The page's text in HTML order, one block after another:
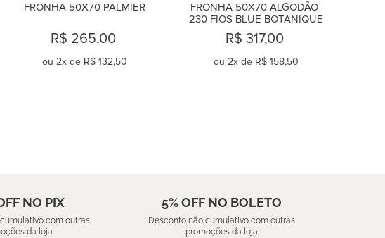
FRONHA 50X70 PALMIER
R$ 265,00
ou 2x de R$ 132,50
FRONHA 50X70 ALGODÃO
230 FIOS BLUE BOTANIQUE
R$ 317,00
ou 2x de R$ 158,50
NO PIX
com outras
da loja
5% OFF NO BOLETO
Desconto não cumulativo com outras
promoções da loja